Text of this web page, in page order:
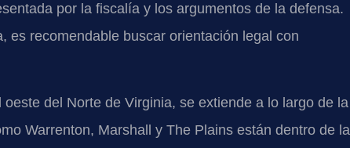
por la fiscalía y los argumentos de la defensa.
es recomendable buscar orientación legal con
del Norte de Virginia, se extiende a lo largo de la
Warrenton, Marshall y The Plains están dentro de la